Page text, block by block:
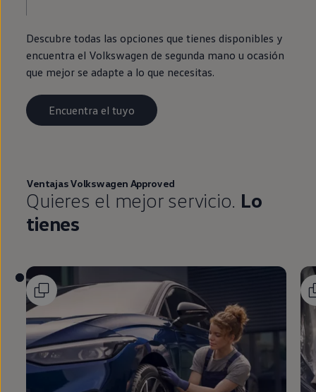
Descubre todas las opciones que tienes disponibles y
encuentra el Volkswagen de segunda mano u ocasión
que mejor se adapte a lo que necesitas.
Encuentra el tuyo
Ventajas Volkswagen Approved
Quieres el mejor servicio. Lo
tienes